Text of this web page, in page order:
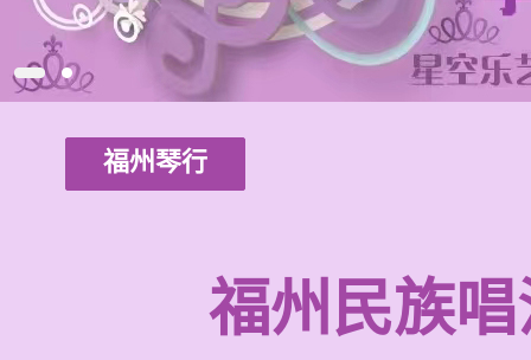
福州琴行
福州民族